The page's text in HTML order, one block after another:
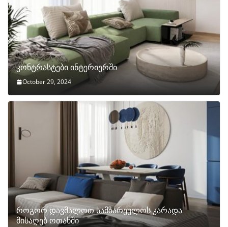
კონტრასტები ინტერიერში
October 29, 2024
როგორ დავმალოთ სამზარეულოს კარადა
მისაღებ ოთახში